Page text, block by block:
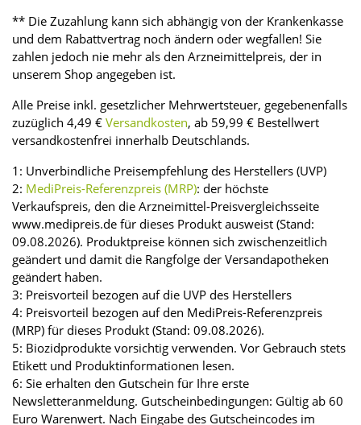
** Die Zuzahlung kann sich abhängig von der Krankenkasse
und dem Rabattvertrag noch ändern oder wegfallen! Sie
zahlen jedoch nie mehr als den Arzneimittelpreis, der in
unserem Shop angegeben ist.
Alle Preise inkl. gesetzlicher Mehrwertsteuer, gegebenenfalls
zuzüglich 4,49 € Versandkosten, ab 59,99 € Bestellwert
versandkostenfrei innerhalb Deutschlands.
1: Unverbindliche Preisempfehlung des Herstellers (UVP)
2: MediPreis-Referenzpreis (MRP): der höchste
Verkaufspreis, den die Arzneimittel-Preisvergleichsseite
www.medipreis.de für dieses Produkt ausweist (Stand:
09.08.2026). Produktpreise können sich zwischenzeitlich
geändert und damit die Rangfolge der Versandapotheken
geändert haben.
3: Preisvorteil bezogen auf die UVP des Herstellers
4: Preisvorteil bezogen auf den MediPreis-Referenzpreis
(MRP) für dieses Produkt (Stand: 09.08.2026).
5: Biozidprodukte vorsichtig verwenden. Vor Gebrauch stets
Etikett und Produktinformationen lesen.
6: Sie erhalten den Gutschein für Ihre erste
Newsletteranmeldung. Gutscheinbedingungen: Gültig ab 60
Euro Warenwert. Nach Eingabe des Gutscheincodes im